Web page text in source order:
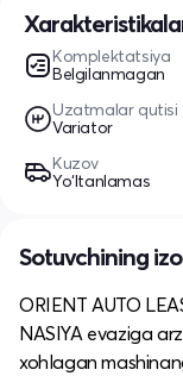
Komplektatsiya
Belgilanmagan
Uzatmalar qutisi
Variator
Kuzov
Yo‘ltanlamas
Sotuvchining
ORIENT AUTO
NASIYA evaziga
xohlagan